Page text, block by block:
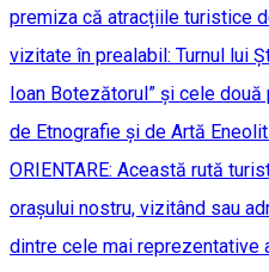
premiza că atracțiile turistice
vizitate în prealabil: Turnul lui
Ioan Botezătorul” și cele
de Etnografie și de Artă
ORIENTARE: Această rută
orașului nostru, vizitând sau
dintre cele mai reprezentative